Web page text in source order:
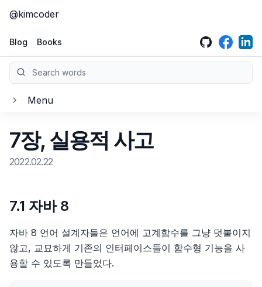
@kimcoder
Blog Books GitHubLinkedIn
Search words
Menu
소개
1부, 소개
4부, 컴포넌트 원칙
클린 코드
소개
3장, 함수
2장 기술지식
이펙티브 엔지니어
1부, 올바른 마인드셋을 갖춰라
이펙티브 타입스크립트
소개
웹 개발자를 위한 자바스크립트의 모든 것
7장, 실용적 사고
2022.02.22
7.1 자바 8
자바 8 언어 설계자들은 언어에 고계함수를 그냥 덧붙이지
않고, 교묘하게 기존의 인터페이스들이 함수형 기능을 사
용할 수 있도록 만들었다.